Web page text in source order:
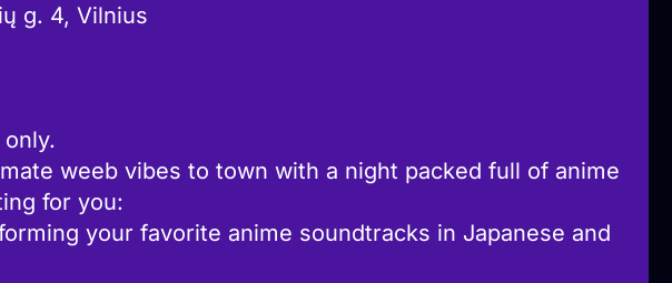
g. 4, Vilnius
weeb vibes to town with a night packed full of anime
for you:
your favorite anime soundtracks in Japanese and